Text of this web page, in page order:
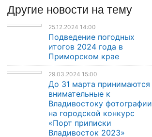
Другие новости на тему
25.12.2024 14:00
Подведение погодных
итогов 2024 года в
Приморском крае
29.03.2024 15:00
До 31 марта принимаются
внимательные к
Владивостоку фотографии
на городской конкурс
«Порт приписки
Владивосток 2023»